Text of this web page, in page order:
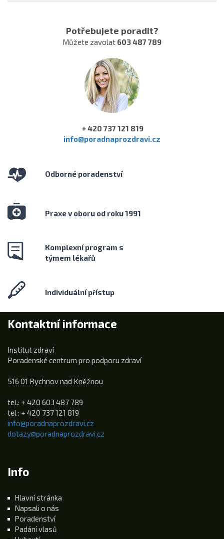
Potřebujete poradit?
Můžete zavolat 603 487 789
+ 420 737 121 819
info@poradnaprozdravi.cz
Odborné poradenství
Praxe v oboru od roku 1991
Komplexní program s
týmem lékařů
Individuální přístup
Kontaktní informace
Institut zdraví
Poradenské centrum pro podporu zdraví
516 01 Rychnov nad Kněžnou
tel.: + 420 603 487 789
tel : + 420 737 121 819
info@poradnaprozdravi.cz
dotazy@poradnaprozdravi.cz
Info
Hlavní stránka
Napsali o nás
Poradenství
Padání vlasů